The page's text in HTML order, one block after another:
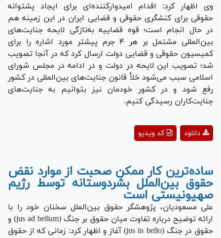
وی اظهار کرد: اقدام امیدوارکنند‌ه‌ای برای ایجاد پشتوانه
حقوقی برای کنشگری حقوقی و قضایی ایران در این زمینه هم
در حال انجام است؛ قوه قضاییه به‌تازگی لایحه جنایت‌های
بین‌المللی مشتمل بر هر ۴ جرم پیشتر مورد اشاره را برای
کمیسیون حقوقی و قضایی دولت ارسال کرد که در آنجا تصویب
شد؛ تصویب این لایحه در دولت و در ادامه در مجلس شورای
اسلامی سبب می‌شود خلأ قانون جنایت‌های بین‌المللی در کشور
رفع شود و در کشور خودمان نیز بتوانیم به جنایت‌های
جنایت‌کاران رسیدگی کنیم.
Playکد ویدیو دانلود
ساده‌ترین کار ممکن صحبت از موارد نقض
حقوق بین‌الملل بشردوستانه توسط رژیم
صهیونیستی است
علی مسعودیان، پژوهشگر حقوق بین‌الملل سخنان خود را با
ارائه توضیح درباره تفاوت میان حقوق بر جنگ (jus ad bellum) و
حقوق در جنگ (jus in bello) آغاز و اظهار کرد: زمانی که از حقوق